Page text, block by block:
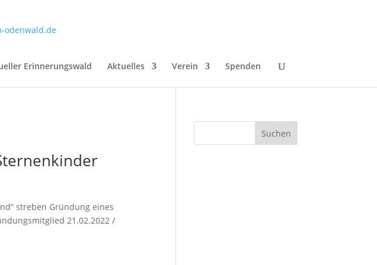
Erinnerungswald Aktuelles Verein Spenden
streben Gründung eines
21.02.2022 /